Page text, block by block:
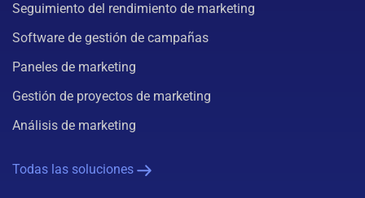
Seguimiento del rendimiento de marketing
Software de gestión de campañas
Paneles de marketing
Gestión de proyectos de marketing
Análisis de marketing
Todas las soluciones